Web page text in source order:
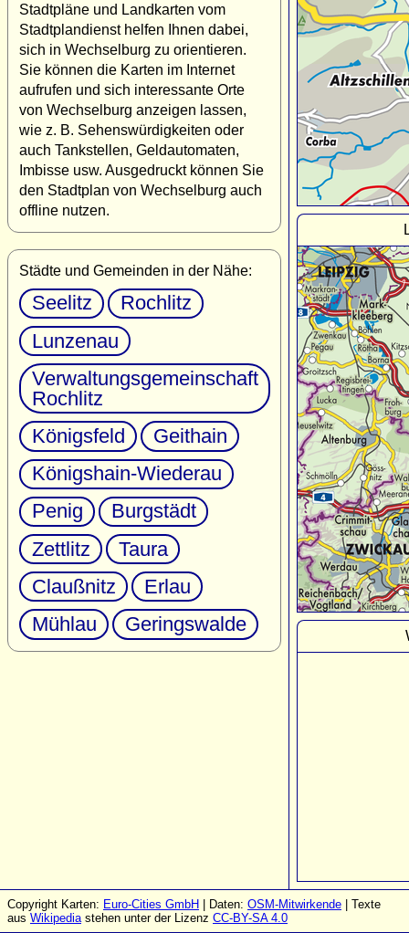
Stadtpläne und Landkarten vom
Stadtplandienst helfen Ihnen dabei,
sich in Wechselburg zu orientieren.
Sie können die Karten im Internet
aufrufen und sich interessante Orte
von Wechselburg anzeigen lassen,
wie z. B. Sehenswürdigkeiten oder
auch Tankstellen, Geldautomaten,
Imbisse usw. Ausgedruckt können Sie
den Stadtplan von Wechselburg auch
offline nutzen.
Städte und Gemeinden in der Nähe:
Seelitz
Rochlitz
Lunzenau
Verwaltungsgemeinschaft
Rochlitz
Königsfeld
Geithain
Königshain-Wiederau
Penig
Burgstädt
Zettlitz
Taura
Claußnitz
Erlau
Mühlau
Geringswalde
Copyright Karten: Euro-Cities GmbH | Daten: OSM-Mitwirkende | Texte
aus Wikipediastehen unter der Lizenz CC-BY-SA 4.0